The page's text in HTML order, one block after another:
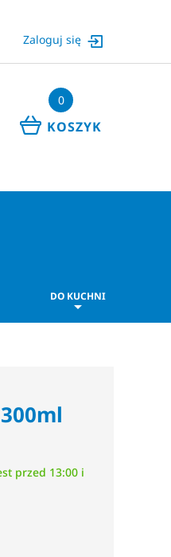
Zaloguj się
0
KOSZYK
DO KUCHNI
przed 13:00 i